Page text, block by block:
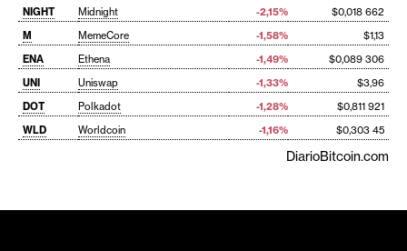
NIGHT
Midnight -2,15%
$0,018 662
M
MemeCore -1,58%
$1,13
ENA
Ethena -1,49%
$0,089 306
UNI
Uniswap -1,33%
$3,96
DOT
Polkadot -1,28%
$0,811 921
WLD
Worldcoin -1,16% $0,303 45
DiarioBitcoin.com